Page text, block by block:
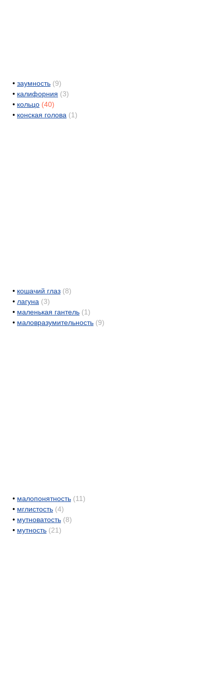
• заумность (9)
• калифорния (3)
• кольцо (40)
• конская голова (1)
• кошачий глаз (8)
• лагуна (3)
• маленькая гантель (1)
• маловразумительность (9)
• малопонятность (11)
• мглистость (4)
• мутноватость (8)
• мутность (21)